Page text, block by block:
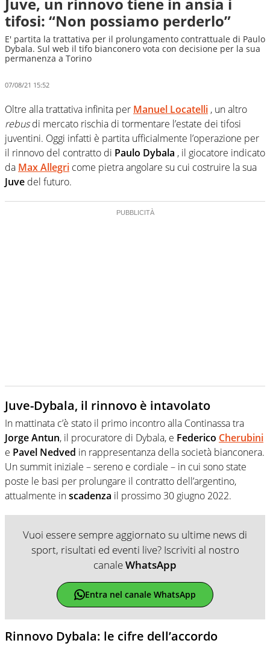
tifosi: “Non possiamo perderlo”
E' partita la trattativa per il prolungamento contrattuale di Paulo
Dybala. Sul web il tifo bianconero vota con decisione per la sua
permanenza a Torino
07/08/21 15:52
Oltre alla trattativa infinita per Manuel Locatelli , un altro
rebusdi mercato rischia di tormentare l’estate dei tifosi
juventini. Oggi infatti è partita ufficialmente l’operazione per
il rinnovo del contratto di Paulo Dybala , il giocatore indicato
da Max Allegri come pietra angolare su cui costruire la sua
Juve del futuro.
Juve-Dybala, il rinnovo è intavolato
In mattinata c’è stato il primo incontro alla Continassa tra
Jorge Antun, il procuratore di Dybala, e Federico Cherubini
e Pavel Nedved in rappresentanza della società bianconera.
Un summit iniziale – sereno e cordiale – in cui sono state
poste le basi per prolungare il contratto dell’argentino,
attualmente inscadenza il prossimo 30 giugno 2022.
Vuoi essere sempre aggiornato su ultime news di
sport, risultati ed eventi live? Iscriviti al nostro
canaleWhatsApp
Entra nel canale WhatsApp
Rinnovo Dybala: le cifre dell’accordo